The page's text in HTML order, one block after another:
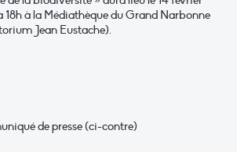
18h à la Médiathèque du Grand Narbonne
Jean Eustache).
de presse (ci-contre)